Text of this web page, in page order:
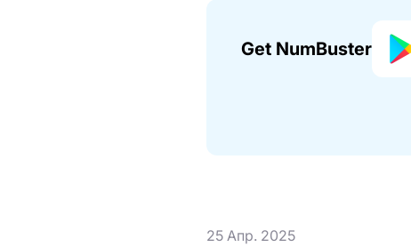
Get NumBuster
25 Апр. 2025